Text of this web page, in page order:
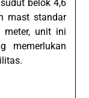
belok 4,6
mast standar
meter, unit ini
memerlukan